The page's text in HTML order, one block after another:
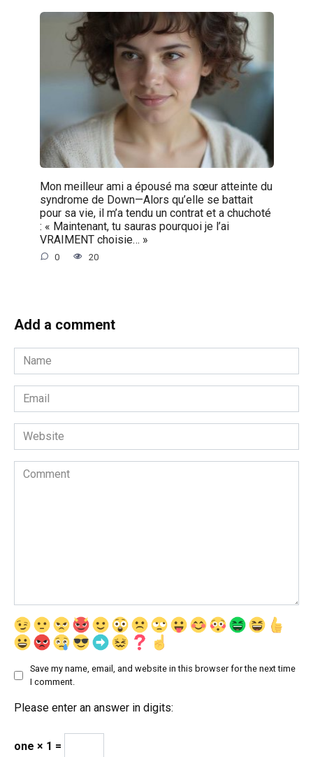
Mon meilleur ami a épousé ma sœur atteinte du
syndrome de Down—Alors qu’elle se battait
pour sa vie, il m’a tendu un contrat et a chuchoté
: « Maintenant, tu sauras pourquoi je l’ai
VRAIMENT choisie… »
0 20
Add a comment
Name
*
Email
*
Website
Comment
Save my name, email, and website in this browser for the next time
I comment.
Please enter an answer in digits:
one × 1 =